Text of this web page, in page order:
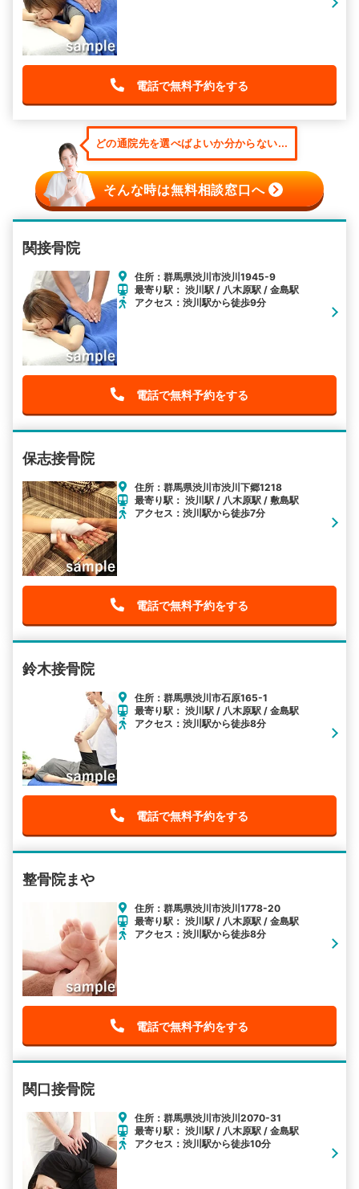
電話で無料予約をする
どの通院先を選べばよいか分からない...
そんな時は無料相談窓口へ
関接骨院
住所：群馬県渋川市渋川1945-9
最寄り駅： 渋川駅 / 八木原駅 / 金島駅
アクセス：渋川駅から徒歩9分
電話で無料予約をする
保志接骨院
住所：群馬県渋川市渋川下郷1218
最寄り駅： 渋川駅 / 八木原駅 / 敷島駅
アクセス：渋川駅から徒歩7分
電話で無料予約をする
鈴木接骨院
住所：群馬県渋川市石原165-1
最寄り駅： 渋川駅 / 八木原駅 / 金島駅
アクセス：渋川駅から徒歩8分
電話で無料予約をする
整骨院まや
住所：群馬県渋川市渋川1778-20
最寄り駅： 渋川駅 / 八木原駅 / 金島駅
アクセス：渋川駅から徒歩8分
電話で無料予約をする
関口接骨院
住所：群馬県渋川市渋川2070-31
最寄り駅： 渋川駅 / 八木原駅 / 金島駅
アクセス：渋川駅から徒歩10分